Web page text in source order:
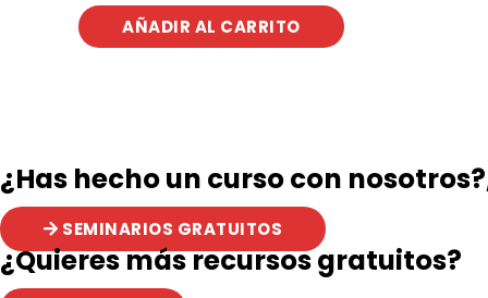
de
5
AÑADIR AL CARRITO
¿Has hecho un curso con
SEMINARIOS GRATUITOS
¿Quieres más recursos gratuitos?